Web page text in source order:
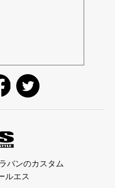
バンのカスタム
ルエス